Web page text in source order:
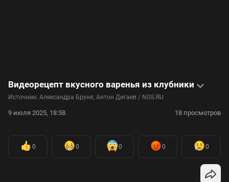
Видеорецепт вкусного варенья из клубники
Источник: Александра Бруня, Антон Дигаев / NGS.RU
9 июля 2025, 18:58 18 просмотров
0 0 0 0 0